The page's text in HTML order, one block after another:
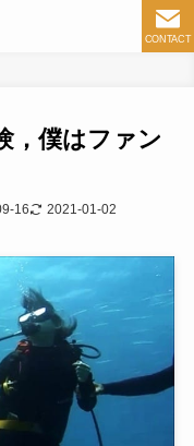
CONTACT
，僕はファン
16 2021-01-02